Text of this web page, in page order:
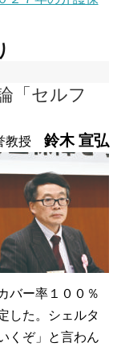
「セルフ
教授 鈴木 宣弘
バー率１００％
した。シェルタ
くぞ」と言わん